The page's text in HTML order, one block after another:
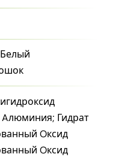
Белый
Гидрат
Oксид
Oксид